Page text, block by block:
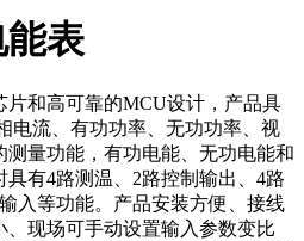
表
片和高可靠的MCU设计，产品具
电流、有功功率、无功功率、视
量功能，有功电能、无功电能和
有4路测温、2路控制输出、4路
入等功能。产品安装方便、接线
现场可手动设置输入参数变比